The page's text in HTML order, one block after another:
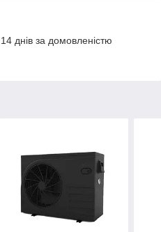
днів за домовленістю